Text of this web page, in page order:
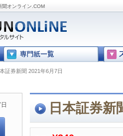
聞オンライン.COM
証券新聞 2021年6月7日
日本証券新